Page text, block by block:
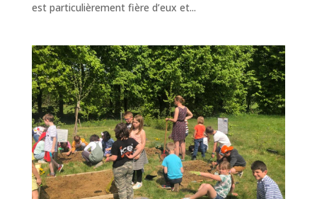
est particulièrement fière d’eux et...